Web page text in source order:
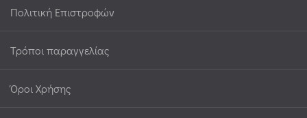
Πολιτική Επιστροφών
Τρόποι παραγγελίας
Όροι Χρήσης